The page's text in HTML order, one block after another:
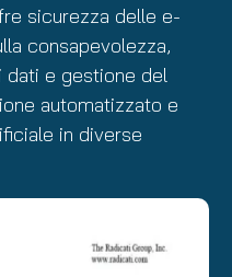
sicurezza delle e-
consapevolezza,
dati e gestione del
automatizzato e
in diverse